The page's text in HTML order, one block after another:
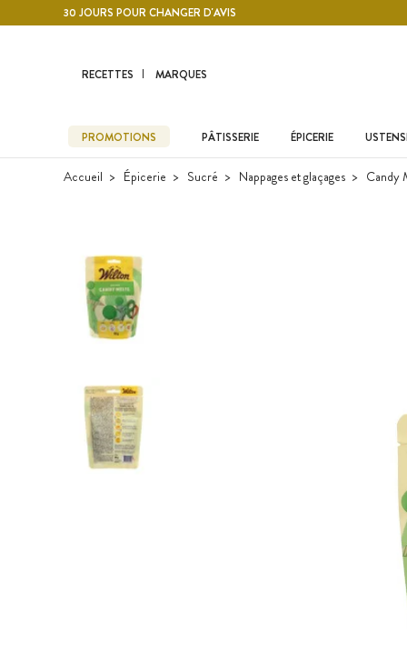
Contenu principal30 JOURS POUR CHANGER D'AVIS
RECETTES MARQUES
PROMOTIONS PÂTISSERIE ÉPICERIE
Accueil Épicerie Sucré Nappages et glaçages Candy